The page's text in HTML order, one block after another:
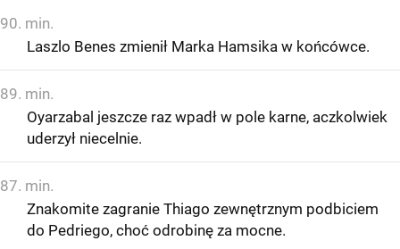
90. min.
Laszlo Benes zmienił Marka Hamsika w końcówce.
89. min.
Oyarzabal jeszcze raz wpadł w pole karne, aczkolwiek
uderzył niecelnie.
87. min.
Znakomite zagranie Thiago zewnętrznym podbiciem
do Pedriego, choć odrobinę za mocne.